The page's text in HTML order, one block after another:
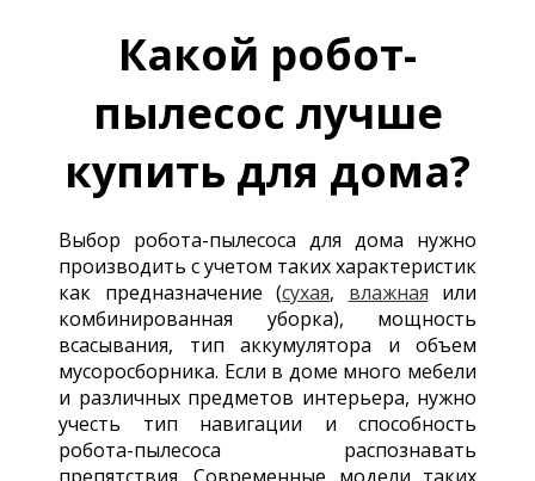
Какой робот-
пылесос лучше
купить для дома?
Выбор робота-пылесоса для дома нужно
производить с учетом таких характеристик
как предназначение (сухая, влажная или
комбинированная уборка), мощность
всасывания, тип аккумулятора и объем
мусоросборника. Если в доме много мебели
и различных предметов интерьера, нужно
учесть тип навигации и способность
робота-пылесоса распознавать